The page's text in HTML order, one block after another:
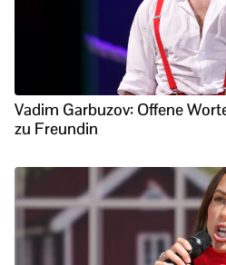
Vadim Garbuzov: Offene
zu Freundin